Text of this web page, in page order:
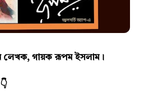
লেখক, গায়ক রূপম ইসলাম।
👇